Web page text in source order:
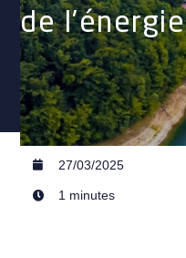
de
27/03/2025
1 minutes